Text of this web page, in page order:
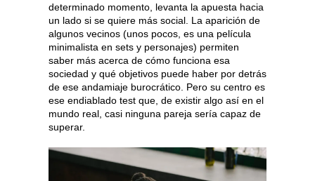
determinado momento, levanta la apuesta hacia
un lado si se quiere más social. La aparición de
algunos vecinos (unos pocos, es una película
minimalista en sets y personajes) permiten
saber más acerca de cómo funciona esa
sociedad y qué objetivos puede haber por detrás
de ese andamiaje burocrático. Pero su centro es
ese endiablado test que, de existir algo así en el
mundo real, casi ninguna pareja sería capaz de
superar.